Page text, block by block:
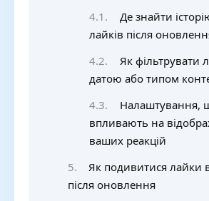
Де знайти
лайків після
Як фільтрувати
датою або типом
Налаштування,
впливають на
ваших реакцій
Як подивитися лайки в
після оновлення